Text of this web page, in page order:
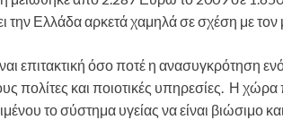
την Ελλάδα αρκετά χαμηλά σε σχέση με
επιτακτική όσο ποτέ η ανασυγκρότηση
πολίτες και ποιοτικές υπηρεσίες. Η χώρα
το σύστημα υγείας να είναι βιώσιμο